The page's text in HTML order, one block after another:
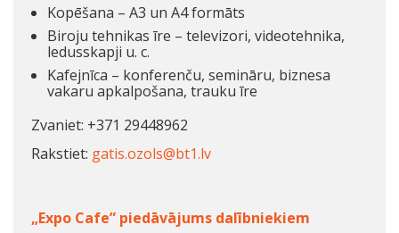
Kopēšana – A3 un A4 formāts
Biroju tehnikas īre – televizori, videotehnika,
ledusskapji u. c.
Kafejnīca – konferenču, semināru, biznesa
vakaru apkalpošana, trauku īre
Zvaniet: +371 29448962
Rakstiet: gatis.ozols@bt1.lv
„Expo Cafe” piedāvājums dalībniekiem